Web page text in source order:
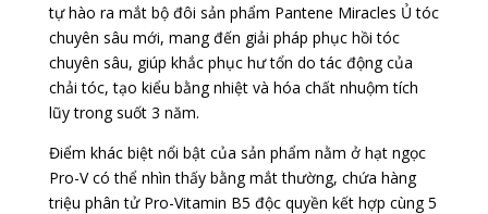
tự hào ra mắt bộ đôi sản phẩm Pantene Miracles Ủ tóc
chuyên sâu mới, mang đến giải pháp phục hồi tóc
chuyên sâu, giúp khắc phục hư tổn do tác động của
chải tóc, tạo kiểu bằng nhiệt và hóa chất nhuộm tích
lũy trong suốt 3 năm.
Điểm khác biệt nổi bật của sản phẩm nằm ở hạt ngọc
Pro-V có thể nhìn thấy bằng mắt thường, chứa hàng
triệu phân tử Pro-Vitamin B5 độc quyền kết hợp cùng 5